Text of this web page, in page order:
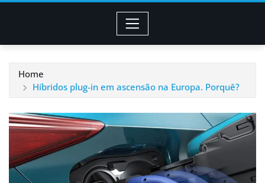
Home
Híbridos plug-in em ascensão na Europa. Porquê?